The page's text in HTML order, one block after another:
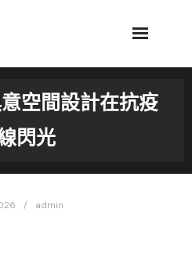
空間設計在抗疫
閃光
admin